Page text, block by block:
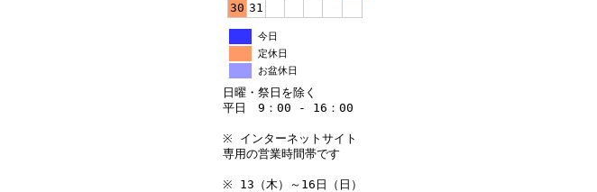
30 31
今日
定休日
お盆休日
日曜・祭日を除く
平日 9：00 - 16：00
※ インターネットサイト
専用の営業時間帯です
※ 13（木）～16日（日）